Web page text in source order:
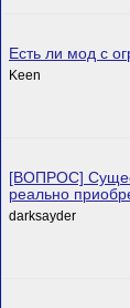
Есть ли мод с
Keen
[ВОПРОС]
реально
darksayder